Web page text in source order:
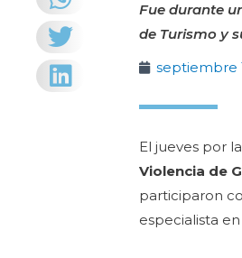
Fue durante
de Turismo y
septiembre
El jueves por
Violencia de
participaron
especialista